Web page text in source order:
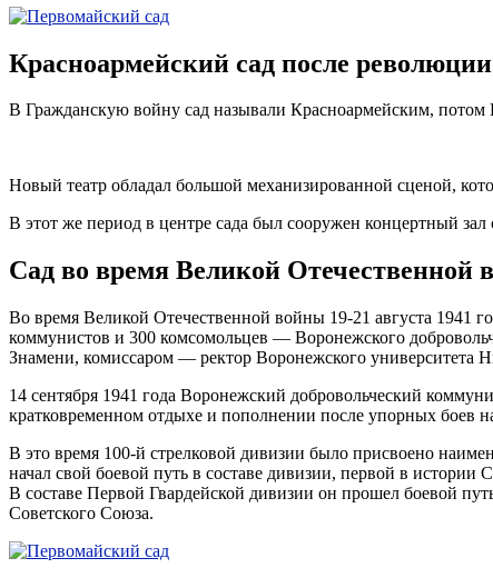
Красноармейский сад после революции
В Гражданскую войну сад называли Красноармейским, потом
Новый театр обладал большой механизированной сценой,
В этот же период в центре сада был сооружен концертный
Сад во время Великой Отечественной
Во время Великой Отечественной войны 19-21 августа 1941
коммунистов и 300 комсомольцев — Воронежского
Знамени, комиссаром — ректор Воронежского университета
14 сентября 1941 года Воронежский добровольческий
кратковременном отдыхе и пополнении после упорных боев
В это время 100-й стрелковой дивизии было присвоено
начал свой боевой путь в составе дивизии, первой в
В составе Первой Гвардейской дивизии он прошел боевой
Советского Союза.